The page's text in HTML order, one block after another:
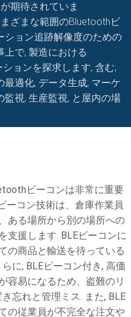
期待されていま
ざまな範囲のBluetoothビ
ション追跡解像度のための
上で, 製造における
ョンを探求します, 含む;
適化, データ生成, マーケ
視, 生産監視, と屋内の場
ビーコンは非常に重要
ーコン技術は、倉庫作業員
ある場所から別の場所への
支援します. BLEビーコンに
の商品と輸送を待っている
に, BLEビーコン付き, 高価
容易になるため、盗難のリ
忘れと管理ミス. また, BLE
の従業員が不完全な注文や